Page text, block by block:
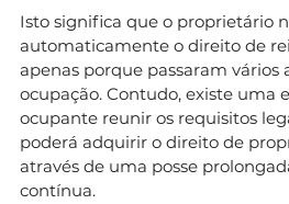
Isto significa que o proprietário
automaticamente o direito de
apenas porque passaram vários
ocupação. Contudo, existe uma
ocupante reunir os requisitos
poderá adquirir o direito de
através de uma posse
contínua.